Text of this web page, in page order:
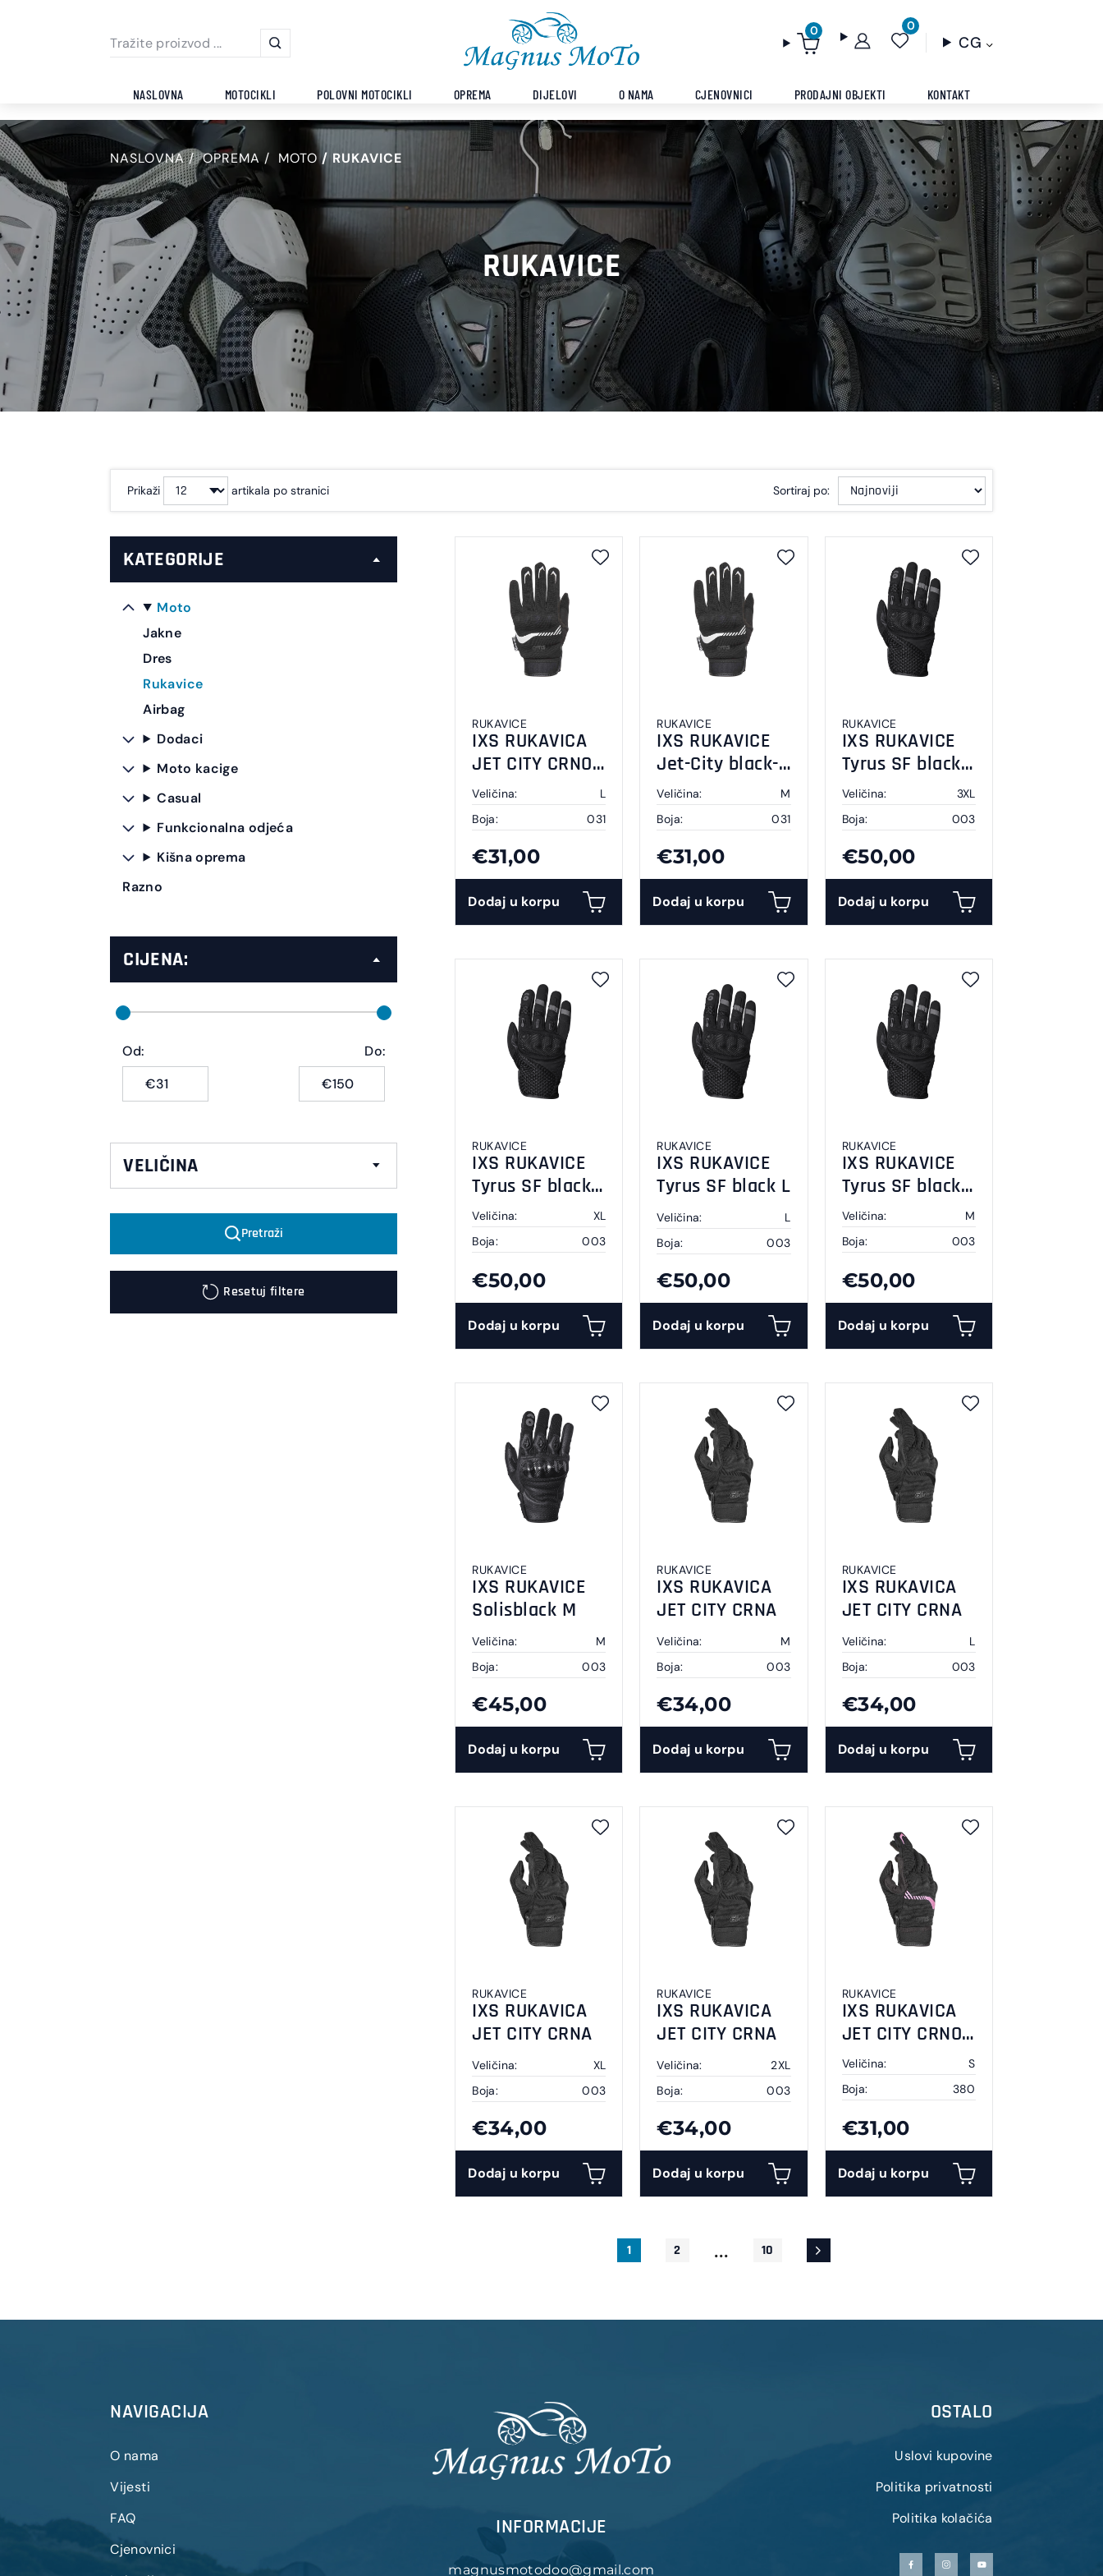
0 0
CG
NASLOVNA MOTOCIKLI POLOVNI MOTOCIKLI OPREMA DIJELOVI O NAMA CJENOVNICI PRODAJNI OBJEKTI KONTAKT
NASLOVNA OPREMA MOTO RUKAVICE
RUKAVICE
Prikaži artikala po stranici Sortiraj po:
KATEGORIJE
Moto
Jakne
Dres
Rukavice
Airbag
Dodaci
Moto kacige
Casual
Funkcionalna odjeća
Kišna oprema
Razno
CIJENA:
Od:
€
Do:
€
VELIČINA
2XL
4XL
Pretraži
Resetuj filtere
RUKAVICE
IXS RUKAVICA
JET CITY CRNO
BIJELA
Veličina:
L
Boja:
031
€31,00
Dodaj u korpu
RUKAVICE
IXS RUKAVICE
Jet-City black-
white M
Veličina:
M
Boja:
031
€31,00
Dodaj u korpu
RUKAVICE
IXS RUKAVICE
Tyrus SF black
3XL
Veličina:
3XL
Boja:
003
€50,00
Dodaj u korpu
RUKAVICE
IXS RUKAVICE
Tyrus SF black
XL
Veličina:
XL
Boja:
003
€50,00
Dodaj u korpu
RUKAVICE
IXS RUKAVICE
Tyrus SF black L
Veličina:
L
Boja:
003
€50,00
Dodaj u korpu
RUKAVICE
IXS RUKAVICE
Tyrus SF black
M
Veličina:
M
Boja:
003
€50,00
Dodaj u korpu
RUKAVICE
IXS RUKAVICE
Solisblack M
Veličina:
M
Boja:
003
€45,00
Dodaj u korpu
RUKAVICE
IXS RUKAVICA
JET CITY CRNA
Veličina:
M
Boja:
003
€34,00
Dodaj u korpu
RUKAVICE
IXS RUKAVICA
JET CITY CRNA
Veličina:
L
Boja:
003
€34,00
Dodaj u korpu
RUKAVICE
IXS RUKAVICA
JET CITY CRNA
Veličina:
XL
Boja:
003
€34,00
Dodaj u korpu
RUKAVICE
IXS RUKAVICA
JET CITY CRNA
Veličina:
2XL
Boja:
003
€34,00
Dodaj u korpu
RUKAVICE
IXS RUKAVICA
JET CITY CRNO
ROZA
Veličina:
S
Boja:
380
€31,00
Dodaj u korpu
1 2 ... 10
NAVIGACIJA
O nama
Vijesti
FAQ
Cjenovnici
INFORMACIJE
magnusmotodoo@gmail.com
OSTALO
Uslovi kupovine
Politika privatnosti
Politika kolačića